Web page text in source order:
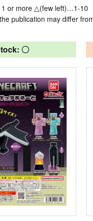
or more △(few left)…1-10
publication may differ
〇